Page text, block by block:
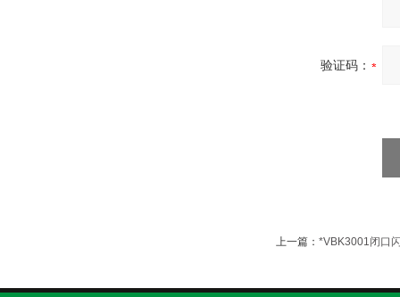
验证码：
上一篇： *VBK3001闭口